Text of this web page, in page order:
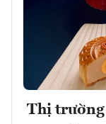
Thị trường